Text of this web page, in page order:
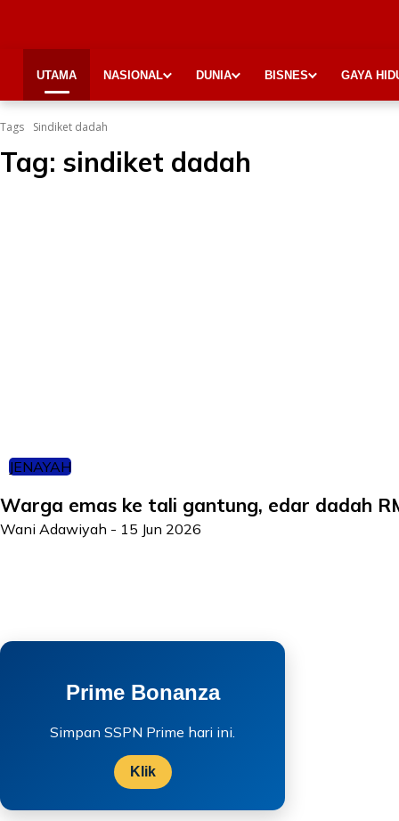
UTAMA NASIONAL DUNIA BISNES GAYA
Tags Sindiket dadah
Tag: sindiket dadah
JENAYAH
Warga emas ke tali gantung, edar dadah
Wani Adawiyah - 15 Jun 2026
Prime Bonanza
Simpan SSPN Prime hari ini.
Klik